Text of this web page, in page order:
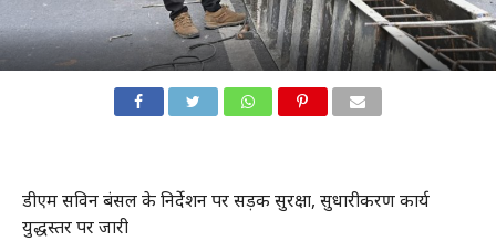
डीएम सविन बंसल के निर्देशन पर सड़क सुरक्षा, सुधारीकरण कार्य
युद्धस्तर पर जारी